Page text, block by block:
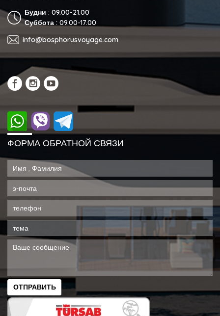
Будни : 09.00-21.00
Суббота : 09.00-17.00
info@bosphorusvoyage.com
ФОРМА ОБРАТНОЙ СВЯЗИ
ОТПРАВИТЬ